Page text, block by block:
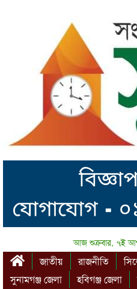
আজ শুক্রবার, ৭ই
জাতীয় রাজনীতি
সুনামগঞ্জ জেলা
হবিগঞ্জ জেলা